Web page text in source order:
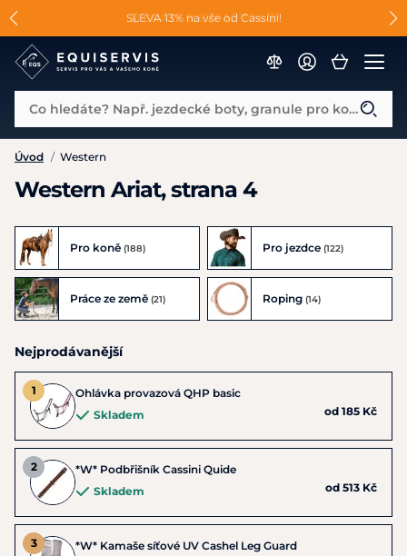
SLEVA 13% na vše od Cassini!
😮 CRAZY SLEVY AŽ 70% 😮
📐Pasování a doplňky k vybraným sedlům ZDARMA 🐴
Co hledáte? Např. jezdecké boty, granule pro koně...
Úvod / Western
Western Ariat, strana 4
Pro koně (188) Pro jezdce (122)
Práce ze země (21) Roping (14)
Nejprodávanější
Ohlávka provazová QHP basic
Skladem
od 185 Kč
*W* Podbřišník Cassini Quide
Skladem
od 513 Kč
*W* Kamaše síťové UV Cashel Leg Guard